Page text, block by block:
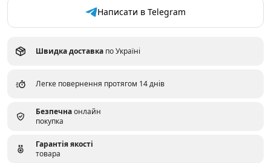
Написати в Telegram
Швидка доставка по Україні
Легке повернення протягом 14 днів
Безпечнаонлайн
покупка
Гарантія якості
товара